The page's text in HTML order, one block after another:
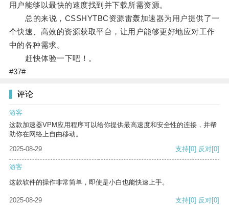
用户能够以最快的速度找到并下载所需资源。
总的来说，CSSHYTBC资源雷轰加速器为用户提供了一
个快速、高效的资源获取平台，让用户能够更好地应对工作
中的各种需求。
赶快体验一下吧！。
#37#
评论
游客
这款加速器VPM应用程序可以给你提供最高速度和安全性的连接，并帮
助你在网络上自由移动。
2025-08-29
支持[0] 反对[0]
游客
这款软件的操作非常简单，即使是小白也能快速上手。
2025-08-29 支持[0] 反对[0]